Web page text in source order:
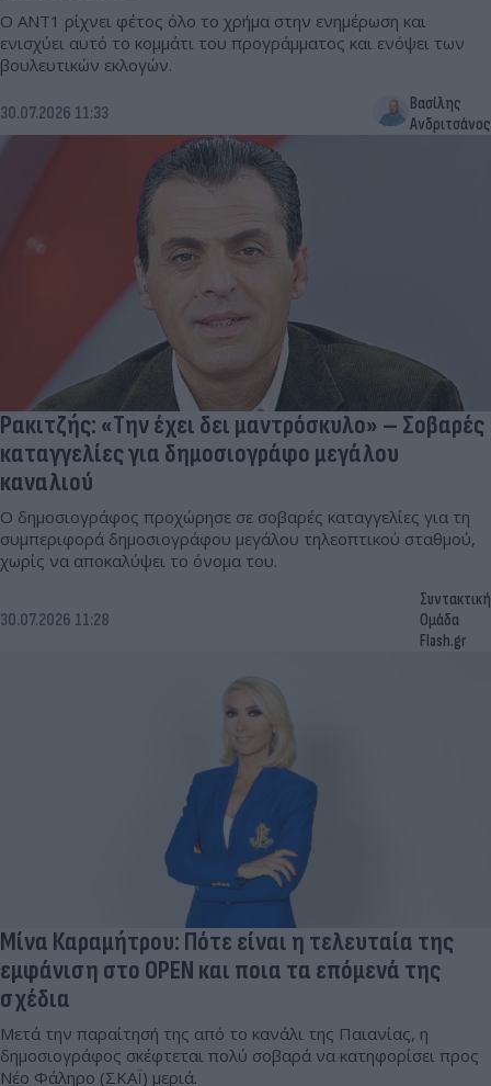
Ο ΑΝΤ1 ρίχνει φέτος όλο το χρήμα στην ενημέρωση και
ενισχύει αυτό το κομμάτι του προγράμματος και ενόψει των
βουλευτικών εκλογών.
30.07.2026 11:33
Βασίλης
Ανδριτσάνος
Ρακιτζής: «Την έχει δει μαντρόσκυλο» – Σοβαρές
καταγγελίες για δημοσιογράφο μεγάλου
καναλιού
Ο δημοσιογράφος προχώρησε σε σοβαρές καταγγελίες για τη
συμπεριφορά δημοσιογράφου μεγάλου τηλεοπτικού σταθμού,
χωρίς να αποκαλύψει το όνομα του.
30.07.2026 11:28
Συντακτική
Ομάδα
Flash.gr
Μίνα Καραμήτρου: Πότε είναι η τελευταία της
εμφάνιση στο OPEN και ποια τα επόμενά της
σχέδια
Μετά την παραίτησή της από το κανάλι της Παιανίας, η
δημοσιογράφος σκέφτεται πολύ σοβαρά να κατηφορίσει προς
Νέο Φάληρο (ΣΚΑΪ) μεριά.